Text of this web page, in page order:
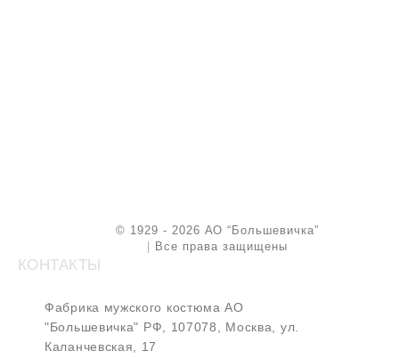
© 1929 - 2026 АО “Большевичка”
Все права защищены
КОНТАКТЫ
Фабрика мужского костюма АО
"Большевичка" РФ, 107078, Москва, ул.
Каланчевская, 17